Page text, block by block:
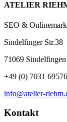
ATELIER
SEO &
Sindelfinger Str.38
71069 Sindelfingen
+49 (0) 7031
info@atelier-
Kontakt